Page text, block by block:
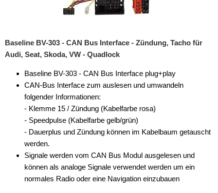
Antennenstecker
Antennenzubehör
Aux-In-Adapter
Bluetooth
CAN-BUS-Adapter
für Alfa Romeo
für Audi
Baseline BV-303 - CAN Bus Interface - Zündung, Tacho für
Audi, Seat, Skoda, VW - Quadlock
Baseline BV-303 - CAN Bus Interface plug+play
CAN-Bus Interface zum auslesen und umwandeln
folgender Informationen:
- Klemme 15 / Zündung (Kabelfarbe rosa)
- Speedpulse (Kabelfarbe gelb/grün)
- Dauerplus und Zündung können im Kabelbaum getauscht
werden.
Signale werden vom CAN Bus Modul ausgelesen und
können als analoge Signale verwendet werden um ein
normales Radio oder eine Navigation einzubauen